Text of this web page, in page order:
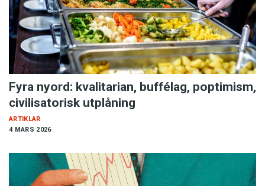
Fyra nyord: kvalitarian, buffélag, poptimism,
civilisatorisk utplåning
4 MARS 2026
ARTIKLAR